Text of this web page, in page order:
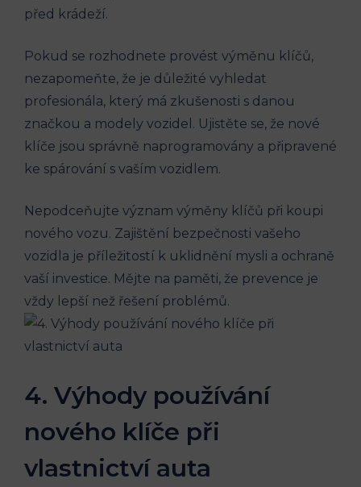
před ⁤krádeží.
Pokud ⁤se rozhodnete⁢ provést ⁣výměnu klíčů,
nezapomeňte, že ​je ‍důležité ⁣vyhledat
profesionála, ⁣který‌ má ​zkušenosti s danou
značkou a modely vozidel. Ujistěte⁤ se,⁤ že nové
⁣klíče⁤ jsou správně naprogramovány ‍a připravené
ke​ spárování ‍s vaším vozidlem.
Nepodceňujte‍ význam⁣ výměny‍ klíčů při koupi
nového vozu. Zajištění bezpečnosti vašeho
vozidla je příležitostí⁣ k uklidnění ‌mysli⁣ a⁣ ochraně
vaší investice. Mějte na paměti, že prevence je
vždy‌ lepší ​než řešení problémů.
4.⁣ Výhody používání ​
nového klíče při
vlastnictví‌ auta